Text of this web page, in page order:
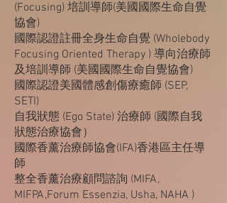
(Focusing) 培訓導師(美國國際生命自覺
協會)
國際認證註冊全身生命自覺 (Wholebody
Focusing Oriented Therapy ) 導向治療師
及培訓導師 (美國國際生命自覺協會)
國際認證美國體感創傷療癒師 (SEP,
SETI)
自我狀態 (Ego State) 治療師 (國際自我
狀態治療協會）
國際香薰治療師協會(IFA)香港區主任導
師
整全香薰治療顧問諮詢 (MIFA,
MIFPA,Forum Essenzia, Usha, NAHA )